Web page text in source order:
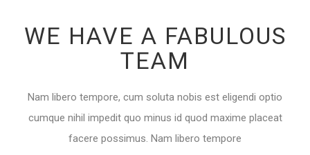
WE HAVE A FABULOUS
TEAM
Nam libero tempore, cum soluta nobis est eligendi optio
cumque nihil impedit quo minus id quod maxime placeat
facere possimus. Nam libero tempore